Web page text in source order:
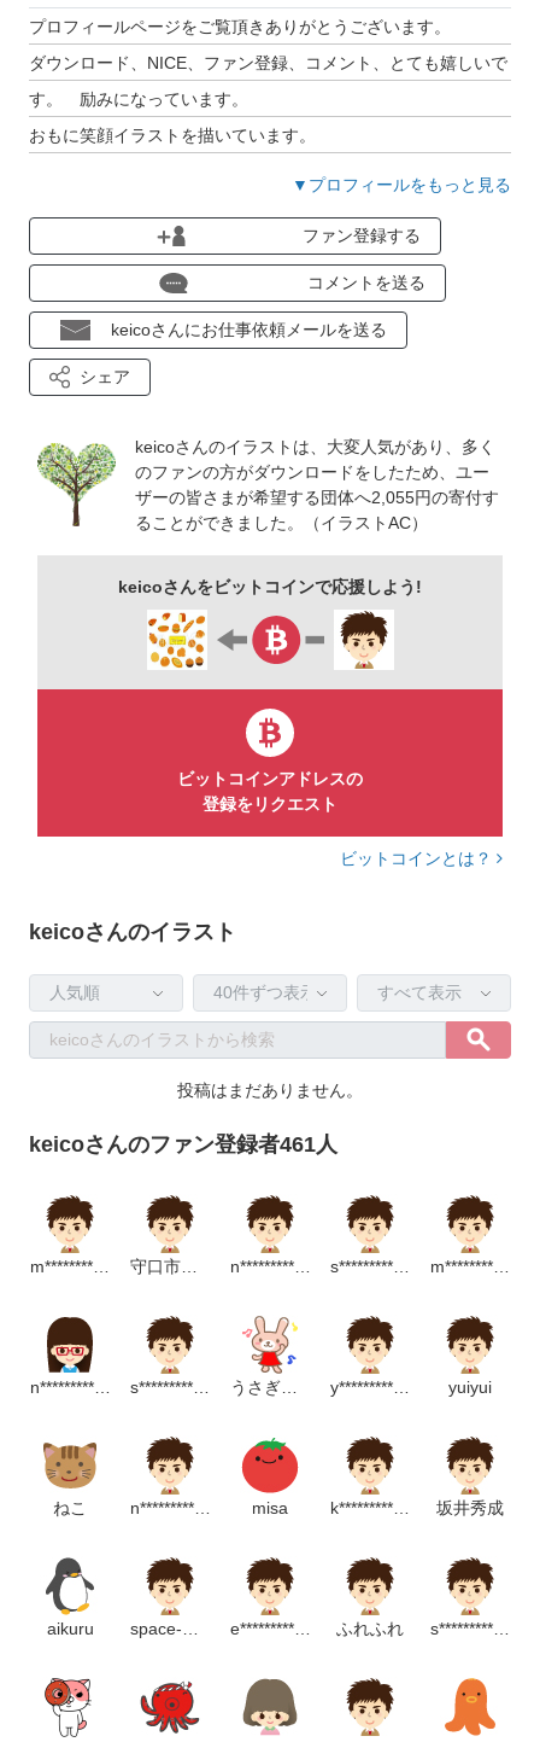
プロフィールページをご覧頂きありがとうございます。
ダウンロード、NICE、ファン登録、コメント、とても嬉しいで
す。 励みになっています。
おもに笑顔イラストを描いています。
よろしくお願い致します。
ココナラでアイコンやオーダーイラスト受付中🍀
🎀 子供のイラスト
🌼 花のあるイラスト
https://bit.ly/2YNoWmQ
🍞 パンのあるイラストhttps://bit.ly/3DCxZWm
🧁 美味しいイラストhttps://bit.ly/3FIzrZm
▼プロフィールをもっと見る
ファン登録する
コメントを送る
keicoさんにお仕事依頼メールを送る
シェア
keicoさんのイラストは、大変人気があり、多く
のファンの方がダウンロードをしたため、ユー
ザーの皆さまが希望する団体へ2,055円の寄付す
ることができました。（イラストAC）
keicoさんをビットコインで応援しよう!
ビットコインアドレスの
登録をリクエスト
ビットコインとは？
keicoさんのイラスト
投稿はまだありません。
keicoさんのファン登録者461人
m******************m 守口市錦コミュニティセンター n******************p s**********************m m*********************m
n**********************m s***********************p うさぎっちゃん y************************p yuiyui
ねこ n*******************m misa k***********************p 坂井秀成
aikuru space-monkey e*******************m ふれふれ s***************************m